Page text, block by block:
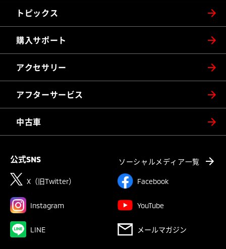
トピックス
購入サポート
アクセサリー
アフターサービス
中古車
公式SNS ソーシャルメディア一覧
X（旧Twitter） Facebook
Instagram YouTube
LINE メールマガジン